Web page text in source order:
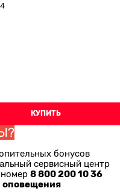
КУПИТЬ
бонусов
сервисный центр
8 800 200 10 36
оповещения